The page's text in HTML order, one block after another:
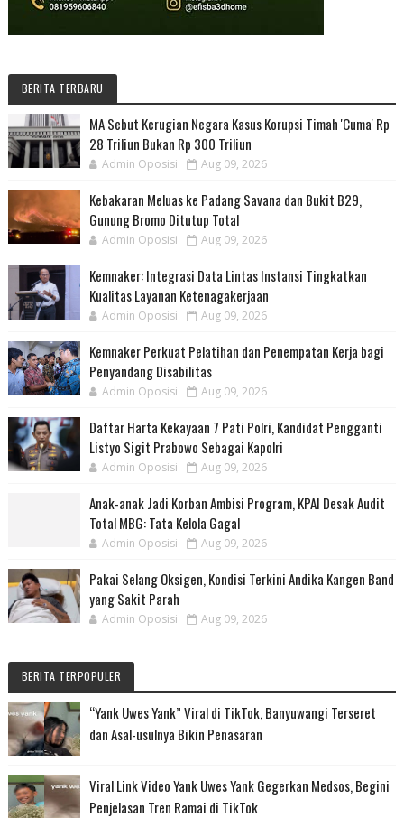
BERITA TERBARU
MA Sebut Kerugian Negara Kasus Korupsi Timah 'Cuma' Rp
28 Triliun Bukan Rp 300 Triliun
Admin Oposisi Aug 09, 2026
Kebakaran Meluas ke Padang Savana dan Bukit B29,
Gunung Bromo Ditutup Total
Admin Oposisi Aug 09, 2026
Kemnaker: Integrasi Data Lintas Instansi Tingkatkan
Kualitas Layanan Ketenagakerjaan
Admin Oposisi Aug 09, 2026
Kemnaker Perkuat Pelatihan dan Penempatan Kerja bagi
Penyandang Disabilitas
Admin Oposisi Aug 09, 2026
Daftar Harta Kekayaan 7 Pati Polri, Kandidat Pengganti
Listyo Sigit Prabowo Sebagai Kapolri
Admin Oposisi Aug 09, 2026
Anak-anak Jadi Korban Ambisi Program, KPAI Desak Audit
Total MBG: Tata Kelola Gagal
Admin Oposisi Aug 09, 2026
Pakai Selang Oksigen, Kondisi Terkini Andika Kangen Band
yang Sakit Parah
Admin Oposisi Aug 09, 2026
BERITA TERPOPULER
“Yank Uwes Yank” Viral di TikTok, Banyuwangi Terseret
dan Asal-usulnya Bikin Penasaran
Viral Link Video Yank Uwes Yank Gegerkan Medsos, Begini
Penjelasan Tren Ramai di TikTok